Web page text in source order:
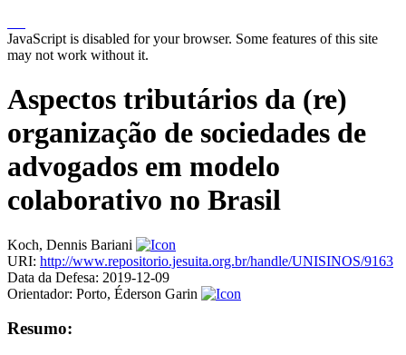
JavaScript is disabled for your browser. Some features of this site
may not work without it.
Aspectos tributários da (re)
organização de sociedades de
advogados em modelo
colaborativo no Brasil
Koch, Dennis Bariani
URI: http://www.repositorio.jesuita.org.br/handle/UNISINOS/9163
Data da Defesa: 2019-12-09
Orientador: Porto, Éderson Garin
Resumo: